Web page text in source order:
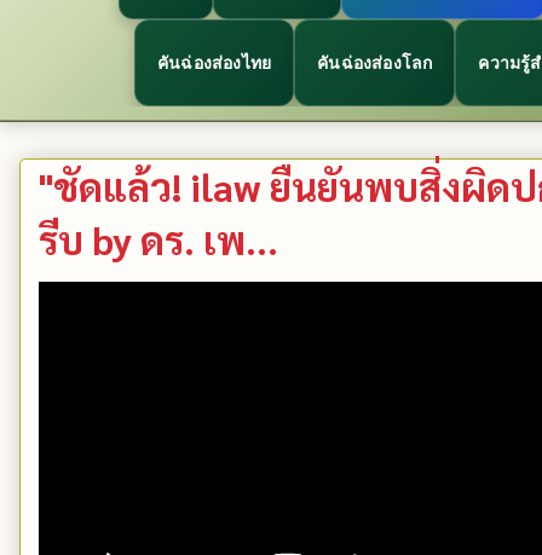
คันฉ่องส่องไทย คันฉ่องส่องโลก ความรู้
"ชัดแล้ว! ilaw ยืนยันพบสิ่งผิดป
รีบ by ดร.​ เพ...